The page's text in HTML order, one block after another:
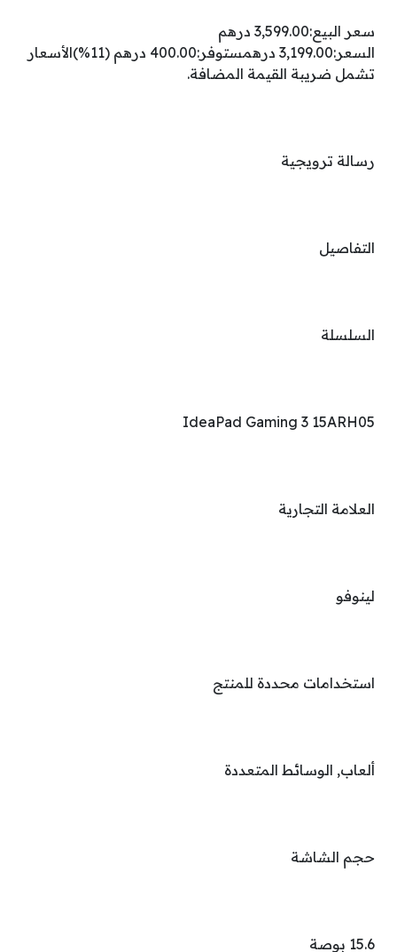
سعر البيع:3,599.00 درهم
السعر:3,199.00 درهمستوفر:400.00 درهم (11%)الأسعار
تشمل ضريبة القيمة المضافة.
رسالة ترويجية
التفاصيل
السلسلة
IdeaPad Gaming 3 15ARH05
العلامة التجارية
لينوفو
استخدامات محددة للمنتج
ألعاب, الوسائط المتعددة
حجم الشاشة
15.6 بوصة